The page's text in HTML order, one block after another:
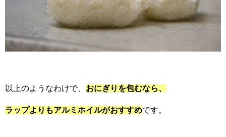
以上のようなわけで、 おにぎりを包むなら、
ラップよりもアルミホイルがおすすめです。